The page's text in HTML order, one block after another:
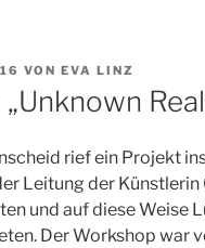
VON EVA LINZ
rief ein Projekt
Leitung der
und auf diese Weise
Der Workshop war